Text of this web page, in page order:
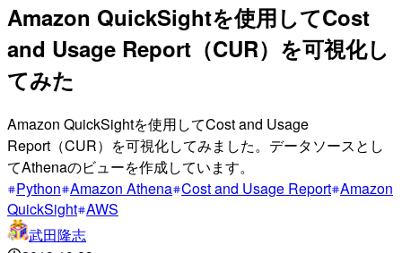
Amazon QuickSightを使用してCost
and Usage Report（CUR）を可視化し
てみた
Amazon QuickSightを使用してCost and Usage
Report（CUR）を可視化してみました。データソースとし
てAthenaのビューを作成しています。
Python Amazon Athena Cost and Usage Report Amazon
QuickSight AWS
武田隆志